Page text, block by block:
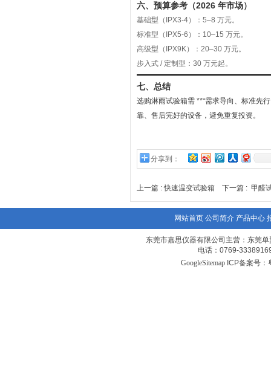
六、预算参考（2026 年市场）
基础型（IPX3-4） ： 5–8 万元。
标准型（IPX5-6）
： 10–15 万元。
高级型（IPX9K）
： 20–30 万元。
步入式 / 定制型 ： 30 万元起。
七、总结
选购淋雨试验箱需 **“需求导向、标准先
靠、售后完好的设备，避免重复投资。
分享到：
上一篇 :快速温变试验箱 下一篇 : 甲醛
网站首页 公司简介 产品中心
东莞市嘉思仪器有限公司主营：东莞
电话：0769-
GoogleSitemap ICP备案号：